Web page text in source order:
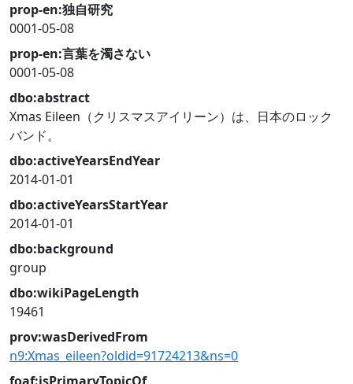
prop-en:独自研究
0001-05-08
prop-en:言葉を濁さない
0001-05-08
dbo:abstract
Xmas Eileen（クリスマスアイリーン）は、日本のロック
バンド。
dbo:activeYearsEndYear
2014-01-01
dbo:activeYearsStartYear
2014-01-01
dbo:background
group
dbo:wikiPageLength
19461
prov:wasDerivedFrom
n9:Xmas_eileen?oldid=91724213&ns=0